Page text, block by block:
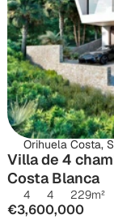
Orihuela Costa,
Villa de 4
Costa Blanca
4 4 229m²
€3,600,000